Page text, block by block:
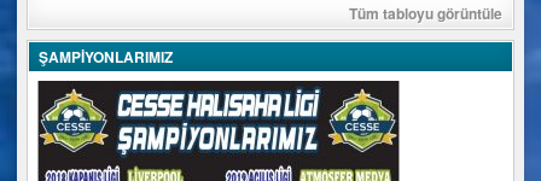
Tüm tabloyu görüntüle
ŞAMPİYONLARIMIZ